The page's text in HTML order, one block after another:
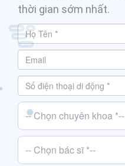
thời gian sớm nhất.
-- Chọn chuyên khoa *--
-- Chọn bác sĩ *--